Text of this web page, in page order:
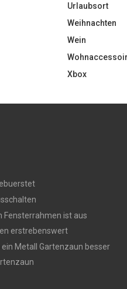
Urlaubsort
Weihnachten
Wein
Xbox
Fensterrahmen ist aus
erstrebenswert
Metall Gartenzaun besser